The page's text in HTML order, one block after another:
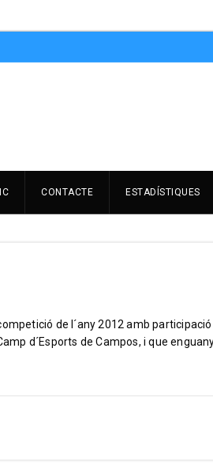
CONTACTE ESTADÍSTIQUES
de l´any 2012 amb
d´Esports de Campos, i que